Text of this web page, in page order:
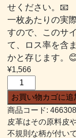
せください。📧
一枚あたりの実
すので、このサ
て、ロス率を含
かと存じます。
¥1,566
ッ
タ
#308
濃
お買い物カゴに追
商品コード:
皮革はその原料皮
不規則な柄が付い